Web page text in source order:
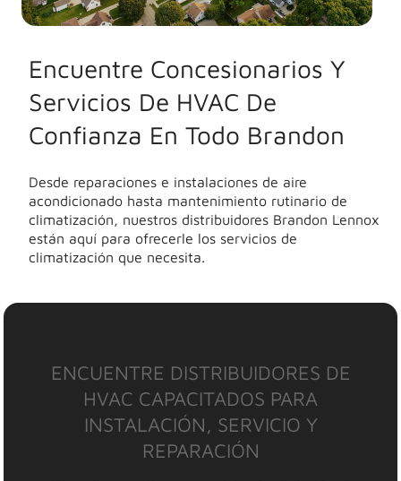
Encuentre Concesionarios Y
Servicios De HVAC De
Confianza En Todo Brandon
Desde reparaciones e instalaciones de aire
acondicionado hasta mantenimiento rutinario de
climatización, nuestros distribuidores Brandon Lennox
están aquí para ofrecerle los servicios de
climatización que necesita.
ENCUENTRE DISTRIBUIDORES DE
HVAC CAPACITADOS PARA
INSTALACIÓN, SERVICIO Y
REPARACIÓN